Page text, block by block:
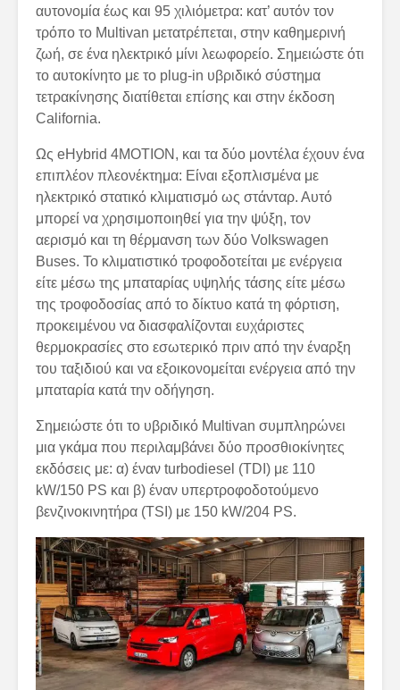
αυτονομία έως και 95 χιλιόμετρα: κατ’ αυτόν τον
τρόπο το Multivan μετατρέπεται, στην καθημερινή
ζωή, σε ένα ηλεκτρικό μίνι λεωφορείο. Σημειώστε ότι
το αυτοκίνητο με το plug-in υβριδικό σύστημα
τετρακίνησης διατίθεται επίσης και στην έκδοση
California.
Ως eHybrid 4MOTION, και τα δύο μοντέλα έχουν ένα
επιπλέον πλεονέκτημα: Είναι εξοπλισμένα με
ηλεκτρικό στατικό κλιματισμό ως στάνταρ. Αυτό
μπορεί να χρησιμοποιηθεί για την ψύξη, τον
αερισμό και τη θέρμανση των δύο Volkswagen
Buses. Το κλιματιστικό τροφοδοτείται με ενέργεια
είτε μέσω της μπαταρίας υψηλής τάσης είτε μέσω
της τροφοδοσίας από το δίκτυο κατά τη φόρτιση,
προκειμένου να διασφαλίζονται ευχάριστες
θερμοκρασίες στο εσωτερικό πριν από την έναρξη
του ταξιδιού και να εξοικονομείται ενέργεια από την
μπαταρία κατά την οδήγηση.
Σημειώστε ότι το υβριδικό Multivan συμπληρώνει
μια γκάμα που περιλαμβάνει δύο προσθιοκίνητες
εκδόσεις με: α) έναν turbodiesel (TDI) με 110
kW/150 PS και β) έναν υπερτροφοδοτούμενο
βενζινοκινητήρα (TSI) με 150 kW/204 PS.